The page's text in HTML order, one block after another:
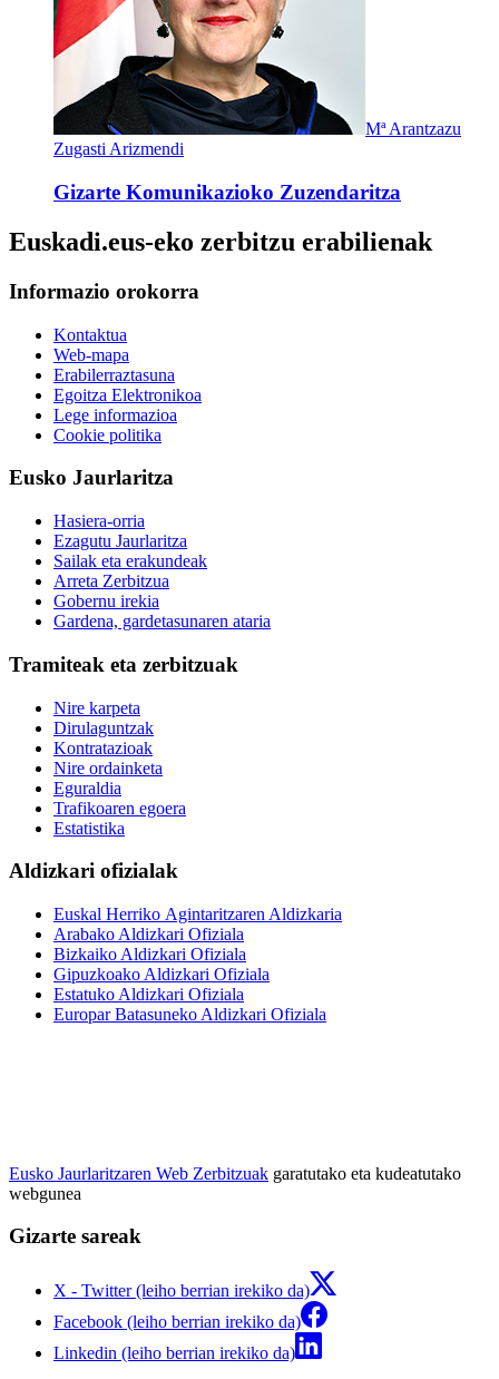
Mª Arantzazu
Zugasti Arizmendi
Gizarte Komunikazioko Zuzendaritza
Euskadi.eus-eko zerbitzu erabilienak
Informazio orokorra
Kontaktua
Web-mapa
Erabilerraztasuna
Egoitza Elektronikoa
Lege informazioa
Cookie politika
Eusko Jaurlaritza
Hasiera-orria
Ezagutu Jaurlaritza
Sailak eta erakundeak
Arreta Zerbitzua
Gobernu irekia
Gardena, gardetasunaren ataria
Tramiteak eta zerbitzuak
Nire karpeta
Dirulaguntzak
Kontratazioak
Nire ordainketa
Eguraldia
Trafikoaren egoera
Estatistika
Aldizkari ofizialak
Euskal Herriko Agintaritzaren Aldizkaria
Arabako Aldizkari Ofiziala
Bizkaiko Aldizkari Ofiziala
Gipuzkoako Aldizkari Ofiziala
Estatuko Aldizkari Ofiziala
Europar Batasuneko Aldizkari Ofiziala
Eusko Jaurlaritzaren Web Zerbitzuak garatutako eta kudeatutako
webgunea
Gizarte sareak
X - Twitter (leiho berrian irekiko da)
Facebook (leiho berrian irekiko da)
Linkedin (leiho berrian irekiko da)